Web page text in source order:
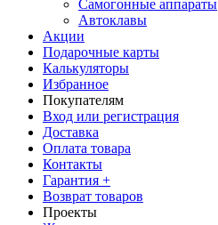
Самогонные аппараты
Автоклавы
Акции
Подарочные карты
Калькуляторы
Избранное
Покупателям
Вход или регистрация
Доставка
Оплата товара
Контакты
Гарантия +
Возврат товаров
Проекты